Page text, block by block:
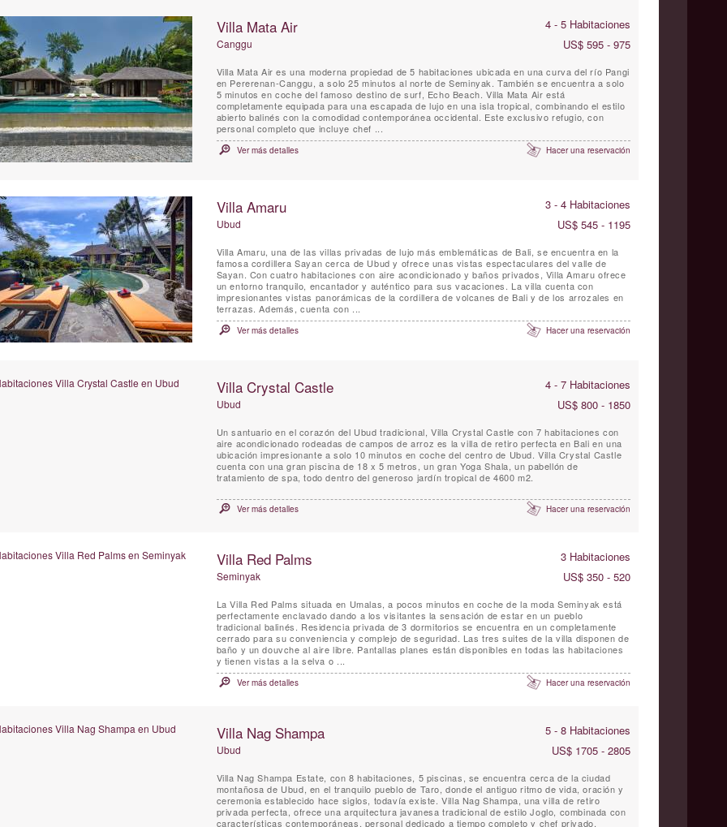
Villa Mata Air 4 - 5 Habitaciones
Canggu US$ 595 - 975
Villa Mata Air es una moderna propiedad de 5 habitaciones ubicada en una curva del río Pangi
en Pererenan-Canggu, a solo 25 minutos al norte de Seminyak. También se encuentra a solo
5 minutos en coche del famoso destino de surf, Echo Beach. Villa Mata Air está
completamente equipada para una escapada de lujo en una isla tropical, combinando el estilo
abierto balinés con la comodidad contemporánea occidental. Este exclusivo refugio, con
personal completo que incluye chef ...
Ver más detalles Hacer una reservación
Villa Amaru 3 - 4 Habitaciones
Ubud US$ 545 - 1195
Villa Amaru, una de las villas privadas de lujo más emblemáticas de Bali, se encuentra en la
famosa cordillera Sayan cerca de Ubud y ofrece unas vistas espectaculares del valle de
Sayan. Con cuatro habitaciones con aire acondicionado y baños privados, Villa Amaru ofrece
un entorno tranquilo, encantador y auténtico para sus vacaciones. La villa cuenta con
impresionantes vistas panorámicas de la cordillera de volcanes de Bali y de los arrozales en
terrazas. Además, cuenta con ...
Ver más detalles Hacer una reservación
Villa Crystal Castle 4 - 7 Habitaciones
Ubud US$ 800 - 1850
Un santuario en el corazón del Ubud tradicional, Villa Crystal Castle con 7 habitaciones con
aire acondicionado rodeadas de campos de arroz es la villa de retiro perfecta en Bali en una
ubicación impresionante a solo 10 minutos en coche del centro de Ubud. Villa Crystal Castle
cuenta con una gran piscina de 18 x 5 metros, un gran Yoga Shala, un pabellón de
tratamiento de spa, todo dentro del generoso jardín tropical de 4600 m2.
Ver más detalles Hacer una reservación
Villa Red Palms 3 Habitaciones
Seminyak US$ 350 - 520
La Villa Red Palms situada en Umalas, a pocos minutos en coche de la moda Seminyak está
perfectamente enclavado dando a los visitantes la sensación de estar en un pueblo
tradicional balinés. Residencia privada de 3 dormitorios se encuentra en un completamente
cerrado para su conveniencia y complejo de seguridad. Las tres suites de la villa disponen de
baño y un douvche al aire libre. Pantallas planes están disponibles en todas las habitaciones
y tienen vistas a la selva o ...
Ver más detalles Hacer una reservación
Villa Nag Shampa 5 - 8 Habitaciones
Ubud US$ 1705 - 2805
Villa Nag Shampa Estate, con 8 habitaciones, 5 piscinas, se encuentra cerca de la ciudad
montañosa de Ubud, en el tranquilo pueblo de Taro, donde el antiguo ritmo de vida, oración y
ceremonia establecido hace siglos, todavía existe. Villa Nag Shampa, una villa de retiro
privada perfecta, ofrece una arquitectura javanesa tradicional de estilo Joglo, combinada con
características contemporáneas, personal dedicado a tiempo completo y chef privado,